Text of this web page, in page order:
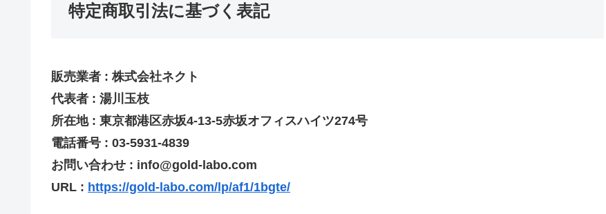
特定商取引法に基づく表記
販売業者 : 株式会社ネクト
代表者 : 湯川玉枝
所在地 : 東京都港区赤坂4-13-5赤坂オフィスハイツ274号
電話番号 : 03-5931-4839
お問い合わせ : info@gold-labo.com
URL : https://gold-labo.com/lp/af1/1bgte/